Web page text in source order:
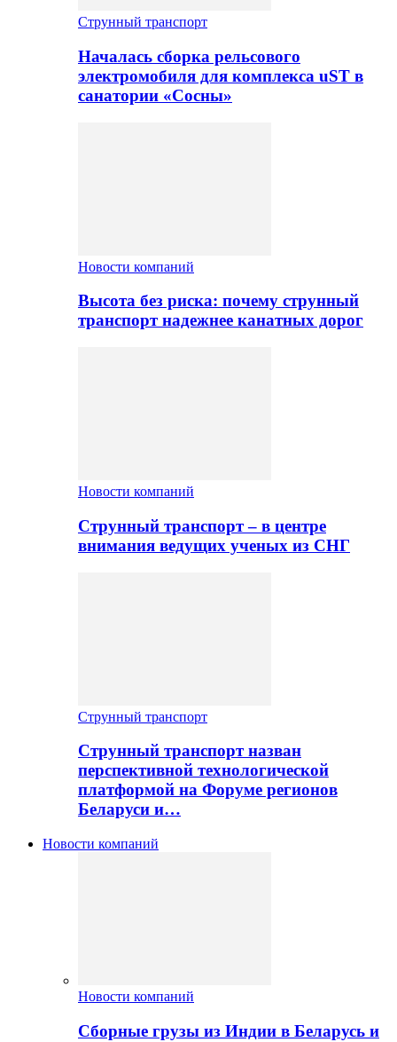
Струнный транспорт
Началась сборка рельсового
электромобиля для комплекса uST в
санатории «Сосны»
Новости компаний
Высота без риска: почему струнный
транспорт надежнее канатных дорог
Новости компаний
Струнный транспорт – в центре
внимания ведущих ученых из СНГ
Струнный транспорт
Струнный транспорт назван
перспективной технологической
платформой на Форуме регионов
Беларуси и…
Новости компаний
Новости компаний
Сборные грузы из Индии в Беларусь и